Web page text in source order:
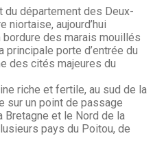
département des Deux-
niortaise, aujourd’hui
bordure des marais mouillés
principale porte d’entrée du
des cités majeures du
riche et fertile, au sud de la
sur un point de passage
Bretagne et le Nord de la
pays du Poitou, de